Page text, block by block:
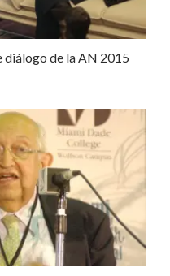
diálogo de la AN 2015